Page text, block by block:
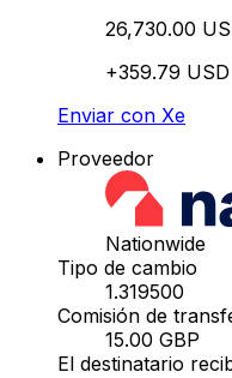
26,730.00
+359.79 USD
Enviar con Xe
Proveedor
Nationwide
Tipo de cambio
1.319500
Comisión de
15.00 GBP
El destinatario